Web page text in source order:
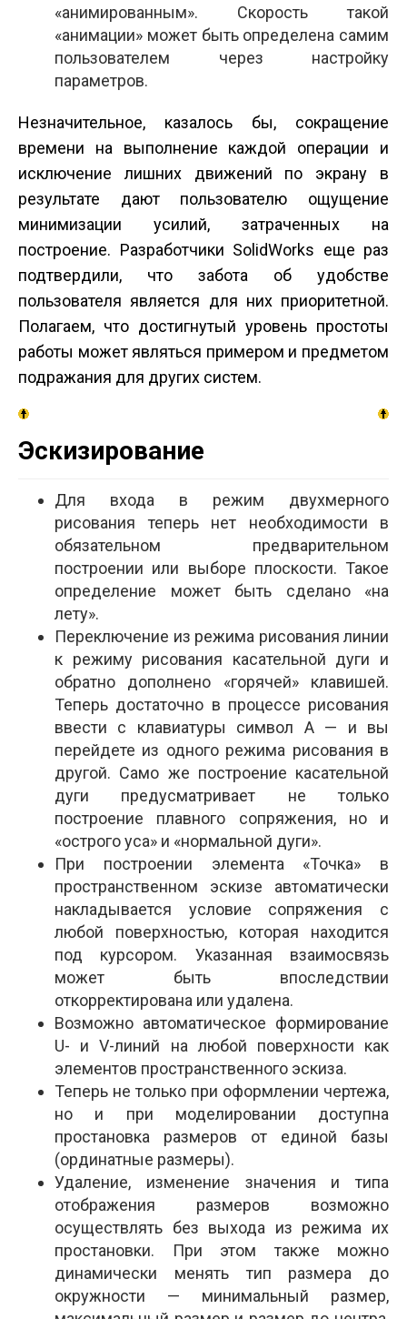
«анимированным». Скорость такой
«анимации» может быть определена самим
пользователем через настройку
параметров.
Незначительное, казалось бы, сокращение
времени на выполнение каждой операции и
исключение лишних движений по экрану в
результате дают пользователю ощущение
минимизации усилий, затраченных на
построение. Разработчики SolidWorks еще раз
подтвердили, что забота об удобстве
пользователя является для них приоритетной.
Полагаем, что достигнутый уровень простоты
работы может являться примером и предметом
подражания для других систем.
Эскизирование
Для входа в режим двухмерного
рисования теперь нет необходимости в
обязательном предварительном
построении или выборе плоскости. Такое
определение может быть сделано «на
лету».
Переключение из режима рисования линии
к режиму рисования касательной дуги и
обратно дополнено «горячей» клавишей.
Теперь достаточно в процессе рисования
ввести с клавиатуры символ А — и вы
перейдете из одного режима рисования в
другой. Само же построение касательной
дуги предусматривает не только
построение плавного сопряжения, но и
«острого уса» и «нормальной дуги».
При построении элемента «Точка» в
пространственном эскизе автоматически
накладывается условие сопряжения с
любой поверхностью, которая находится
под курсором. Указанная взаимосвязь
может быть впоследствии
откорректирована или удалена.
Возможно автоматическое формирование
U- и V-линий на любой поверхности как
элементов пространственного эскиза.
Теперь не только при оформлении чертежа,
но и при моделировании доступна
простановка размеров от единой базы
(ординатные размеры).
Удаление, изменение значения и типа
отображения размеров возможно
осуществлять без выхода из режима их
простановки. При этом также можно
динамически менять тип размера до
окружности — минимальный размер,